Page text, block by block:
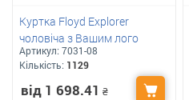
Куртка Floyd Explorer
чоловіча з Вашим лого
Артикул: 7031-08
Кількість: 1129
від 1 698.41 ₴